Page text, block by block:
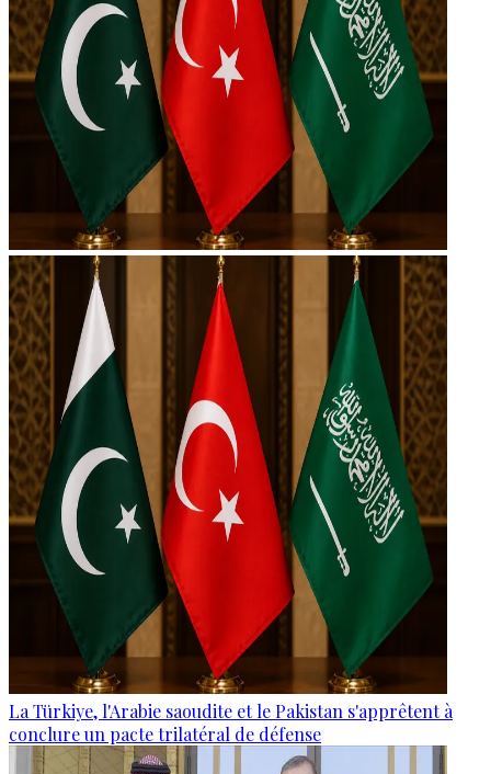
La Türkiye, l'Arabie saoudite et le Pakistan s'apprêtent à
conclure un pacte trilatéral de défense